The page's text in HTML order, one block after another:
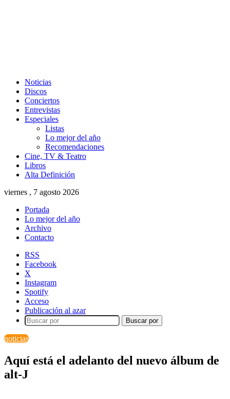
Noticias
Discos
Conciertos
Entrevistas
Especiales
Listas
Lo mejor del año
Recomendaciones
Cine, TV & Teatro
Libros
Alta Definición
viernes , 7 agosto 2026
Portada
Lo mejor del año
Archivo
Contacto
RSS
Facebook
X
Instagram
Spotify
Acceso
Publicación al azar
Buscar por
noticias
Aquí está el adelanto del nuevo álbum de
alt-J